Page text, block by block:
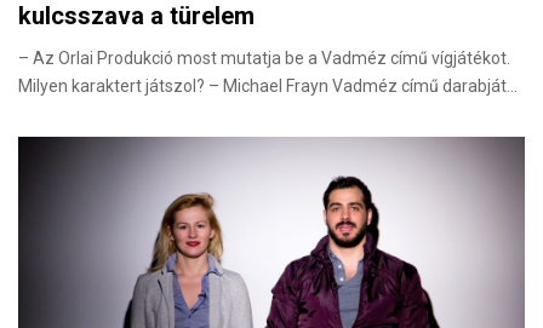
kulcsszava a türelem
– Az Orlai Produkció most mutatja be a Vadméz című vígjátékot.
Milyen karaktert játszol? – Michael Frayn Vadméz című darabját…